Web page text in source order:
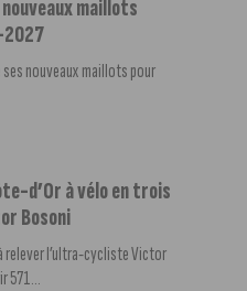
nouveaux maillots
2027
nouveaux maillots pour
d’Or à vélo en trois
Bosoni
relever l’ultra-cycliste Victor
571...